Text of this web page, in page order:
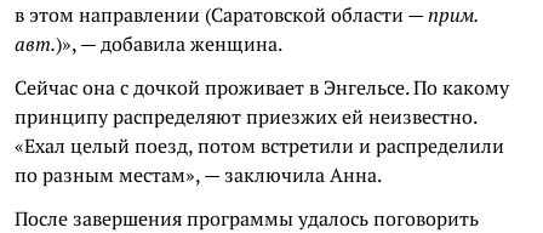
в этом направлении (Саратовской области —прим.
авт.)», — добавила женщина.
Сейчас она с дочкой проживает в Энгельсе. По какому
принципу распределяют приезжих ей неизвестно.
«Ехал целый поезд, потом встретили и распределили
по разным местам», — заключила Анна.
После завершения программы удалось поговорить